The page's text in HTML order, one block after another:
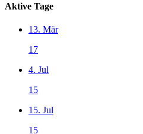
Aktive Tage
13. Mär
17
4. Jul
15
15. Jul
15